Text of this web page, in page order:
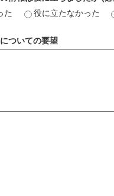
た
役に立たなかった
ついての要望